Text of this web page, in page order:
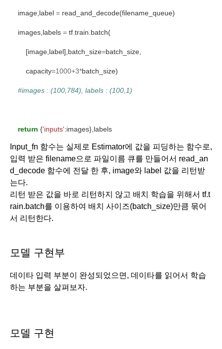
image,label = read_and_decode(filename_queue)
images,labels = tf.train.batch(
[image,label],batch_size=batch_size,
capacity=1000+3*batch_size)
#images : (100,784), labels : (100,1)
return {'inputs':images},labels
Input_fn 함수는 실제로 Estimator에 값을 피딩하는 함수로,
입력 받은 filename으로 파일이름 큐를 만들어서 read_an
d_decode 함수에 전달 한 후, image와 label 값을 리턴받
는다.
리턴 받은 값을 바로 리턴하지 않고 배치 학습을 위해서 tf.t
rain.batch를 이용하여 배치 사이즈(batch_size)만큼 묶어
서 리턴한다.
모델 구현부
데이타 입력 부분이 완성되었으면, 데이타를 읽어서 학습
하는 부분을 살펴보자.
모델 구현